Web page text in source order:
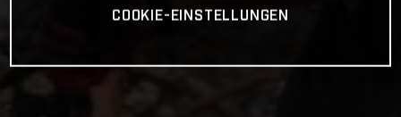
COOKIE-EINSTELLUNGEN